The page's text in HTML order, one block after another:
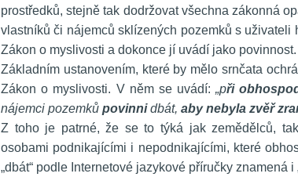
prostředků, stejně tak dodržovat všechna zákonná
vlastníků či nájemců sklízených pozemků s uživateli
Zákon o myslivosti a dokonce jí uvádí jako povinnost.
Základním ustanovením, které by mělo srnčata
Zákon o myslivosti. V něm se uvádí: „při
nájemci pozemků povinni dbát, aby nebyla zvěř
Z toho je patrné, že se to týká jak zemědělců,
osobami podnikajícími i nepodnikajícími, které
„dbát“ podle Internetové jazykové příručky znamená